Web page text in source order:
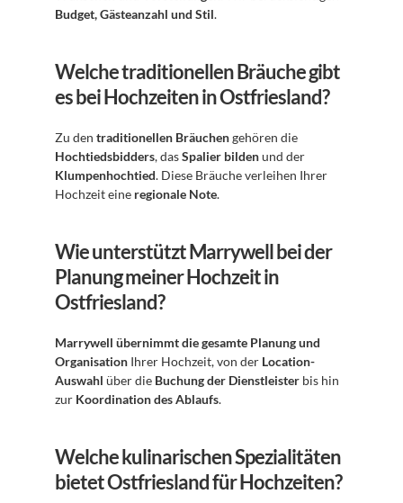
Budget, Gästeanzahl und Stil.
Welche traditionellen Bräuche gibt
es bei Hochzeiten in Ostfriesland?
Zu den traditionellen Bräuchen
Hochtiedsbidders, das Spalier bilden
Klumpenhochtied. Diese Bräuche verleihen Ihrer
Hochzeit eine regionale Note.
Wie unterstützt Marrywell bei der
Planung meiner Hochzeit in
Ostfriesland?
Marrywell übernimmt die gesamte Planung und
Organisation Ihrer Hochzeit, von der Location-
Auswahl über die Buchung der Dienstleister bis hin
zur Koordination des Ablaufs.
Welche kulinarischen Spezialitäten
bietet Ostfriesland für Hochzeiten?